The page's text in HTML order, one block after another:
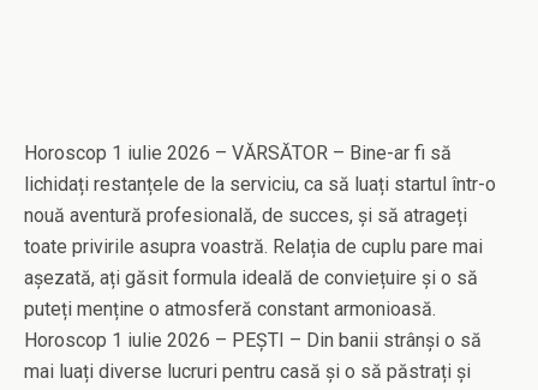
Horoscop 1 iulie 2026 – VĂRSĂTOR – Bine-ar fi să
lichidați restanțele de la serviciu, ca să luați startul într-o
nouă aventură profesională, de succes, și să atrageți
toate privirile asupra voastră. Relația de cuplu pare mai
așezată, ați găsit formula ideală de conviețuire și o să
puteți menține o atmosferă constant armonioasă.
Horoscop 1 iulie 2026 – PEȘTI – Din banii strânși o să
mai luați diverse lucruri pentru casă și o să păstrați și